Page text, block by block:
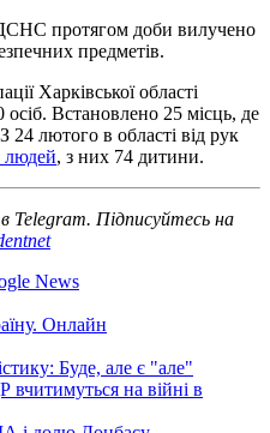
протягом доби вилучено
предметів.
Харківської області
Встановлено 25 місць, де
24 лютого в області від рук
людей, з них 74 дитини.
в Telegram. Підписуйтесь на
News
Онлайн
Буде, але є "але"
вчитимуться на війні в